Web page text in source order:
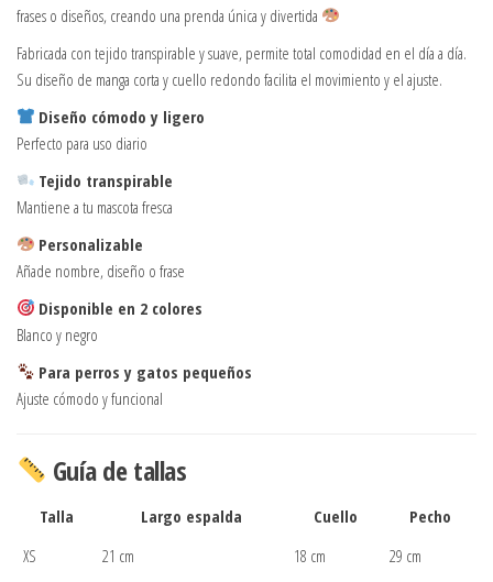
frases o diseños, creando una prenda única y divertida
Fabricada con tejido transpirable y suave, permite total comodidad en el día a día.
Su diseño de manga corta y cuello redondo facilita el movimiento y el ajuste.
Diseño cómodo y ligero
Perfecto para uso diario
Tejido transpirable
Mantiene a tu mascota fresca
Personalizable
Añade nombre, diseño o frase
Disponible en 2 colores
Blanco y negro
Para perros y gatos pequeños
Ajuste cómodo y funcional
Guía de tallas
Talla Largo espalda Cuello
Pecho
XS
21 cm 18 cm
29 cm